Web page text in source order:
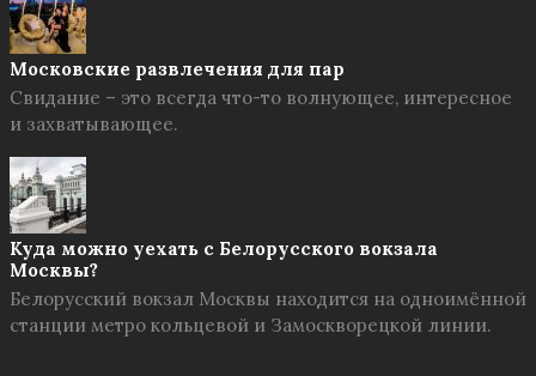
Московские развлечения для пар
Свидание – это всегда что-то волнующее, интересное
и захватывающее.
Куда можно уехать с Белорусского вокзала
Москвы?
Белорусский вокзал Москвы находится на одноимённой
станции метро кольцевой и Замоскворецкой линии.